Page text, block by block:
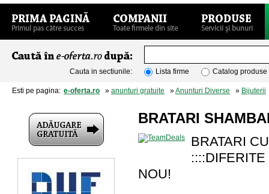
Cauta in sectiunile: Lista firme Catalog produse
Esti pe pagina: e-oferta.ro » anunturi gratuite »Anunturi Diverse » Bijuterii
BRATARI
BRATARI
NOU!